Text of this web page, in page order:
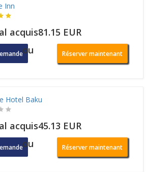
Inn
acquis81.15 EUR
ou Réserver maintenant
Hotel Baku
acquis45.13 EUR
ou Réserver maintenant